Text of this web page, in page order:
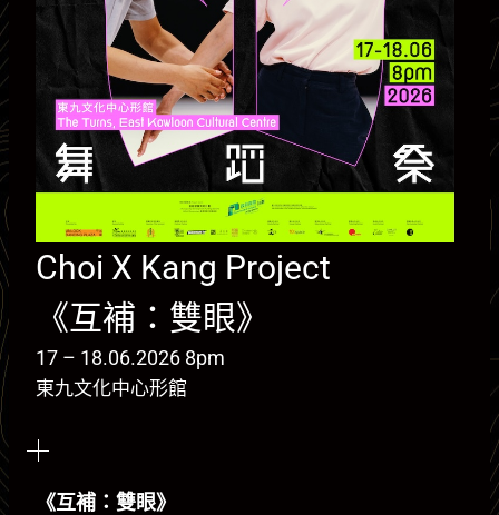
Choi X Kang Project
《互補：雙眼》
17 – 18.06.2026 8pm
東九文化中心形館
《互補：雙眼》